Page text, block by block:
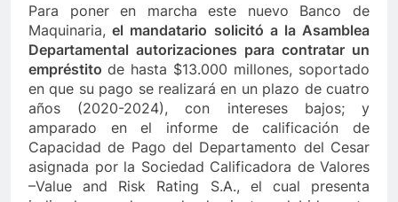
Para poner en marcha este nuevo Banco de
Maquinaria, el mandatario solicitó a la Asamblea
Departamental autorizaciones para contratar un
empréstito de hasta $13.000 millones, soportado
en que su pago se realizará en un plazo de cuatro
años (2020-2024), con intereses bajos; y
amparado en el informe de calificación de
Capacidad de Pago del Departamento del Cesar
asignada por la Sociedad Calificadora de Valores
–Value and Risk Rating S.A., el cual presenta